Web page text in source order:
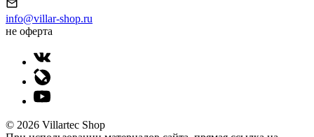
info@villar-shop.ru
не оферта
© 2026 Villartec Shop